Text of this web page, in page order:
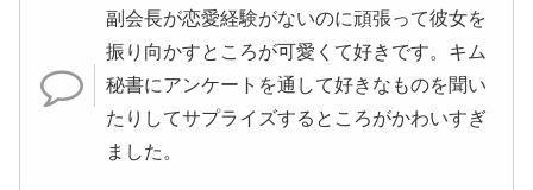
副会長が恋愛経験がないのに頑張って彼女を
振り向かすところが可愛くて好きです。キム
秘書にアンケートを通して好きなものを聞い
たりしてサプライズするところがかわいすぎ
ました。